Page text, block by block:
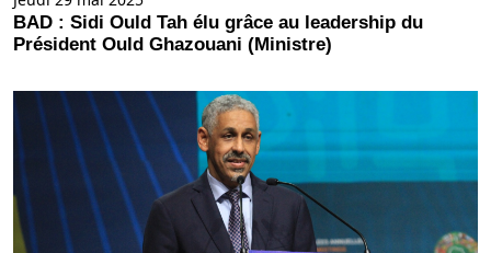
BAD : Sidi Ould Tah élu grâce au leadership du
Président Ould Ghazouani (Ministre)